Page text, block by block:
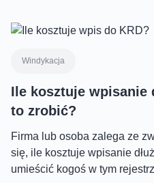
Windykacja
Ile kosztuje wpisanie
to zrobić?
Firma lub osoba zalega ze
się, ile kosztuje wpisanie
umieścić kogoś w tym